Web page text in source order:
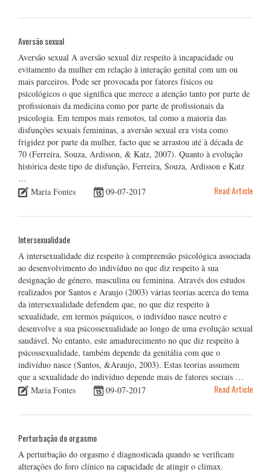
Aversão sexual
Aversão sexual A aversão sexual diz respeito à incapacidade ou
evitamento da mulher em relação à interação genital com um ou
mais parceiros. Pode ser provocada por fatores físicos ou
psicológicos o que significa que merece a atenção tanto por parte de
profissionais da medicina como por parte de profissionais da
psicologia. Em tempos mais remotos, tal como a maioria das
disfunções sexuais femininas, a aversão sexual era vista como
frigidez por parte da mulher, facto que se arrastou até à década de
70 (Ferreira, Souza, Ardisson, & Katz, 2007). Quanto à evolução
histórica deste tipo de disfunção, Ferreira, Souza, Ardisson e Katz
…
Maria Fontes
09-07-2017 Read Article
Intersexualidade
A intersexualidade diz respeito à compreensão psicológica associada
ao desenvolvimento do indivíduo no que diz respeito à sua
designação de género, masculina ou feminina. Através dos estudos
realizados por Santos e Araujo (2003) várias teorias acerca do tema
da intersexualidade defendem que, no que diz respeito à
sexualidade, em termos psíquicos, o indivíduo nasce neutro e
desenvolve a sua psicossexualidade ao longo de uma evolução sexual
saudável. No entanto, este amadurecimento no que diz respeito à
psicossexualidade, também depende da genitália com que o
indivíduo nasce (Santos, &Araujo, 2003). Estas teorias assumem
que a sexualidade do indivíduo depende mais de fatores sociais …
Maria Fontes
09-07-2017 Read Article
Perturbação do orgasmo
A perturbação do orgasmo é diagnosticada quando se verificam
alterações do foro clínico na capacidade de atingir o climax.